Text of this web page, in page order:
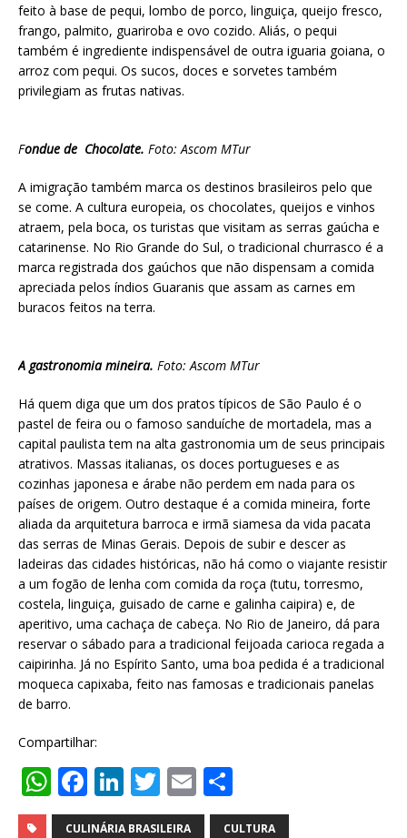
feito à base de pequi, lombo de porco, linguiça, queijo fresco,
frango, palmito, guariroba e ovo cozido. Aliás, o pequi
também é ingrediente indispensável de outra iguaria goiana, o
arroz com pequi. Os sucos, doces e sorvetes também
privilegiam as frutas nativas.
Fondue de Chocolate. Foto: Ascom MTur
A imigração também marca os destinos brasileiros pelo que
se come. A cultura europeia, os chocolates, queijos e vinhos
atraem, pela boca, os turistas que visitam as serras gaúcha e
catarinense. No Rio Grande do Sul, o tradicional churrasco é a
marca registrada dos gaúchos que não dispensam a comida
apreciada pelos índios Guaranis que assam as carnes em
buracos feitos na terra.
A gastronomia mineira. Foto: Ascom MTur
Há quem diga que um dos pratos típicos de São Paulo é o
pastel de feira ou o famoso sanduíche de mortadela, mas a
capital paulista tem na alta gastronomia um de seus principais
atrativos. Massas italianas, os doces portugueses e as
cozinhas japonesa e árabe não perdem em nada para os
países de origem. Outro destaque é a comida mineira, forte
aliada da arquitetura barroca e irmã siamesa da vida pacata
das serras de Minas Gerais. Depois de subir e descer as
ladeiras das cidades históricas, não há como o viajante resistir
a um fogão de lenha com comida da roça (tutu, torresmo,
costela, linguiça, guisado de carne e galinha caipira) e, de
aperitivo, uma cachaça de cabeça. No Rio de Janeiro, dá para
reservar o sábado para a tradicional feijoada carioca regada a
caipirinha. Já no Espírito Santo, uma boa pedida é a tradicional
moqueca capixaba, feito nas famosas e tradicionais panelas
de barro.
Compartilhar:
W
h
F
a
Li
n
T
w
E
m h
CULINÁRIA BRASILEIRA CULTURA